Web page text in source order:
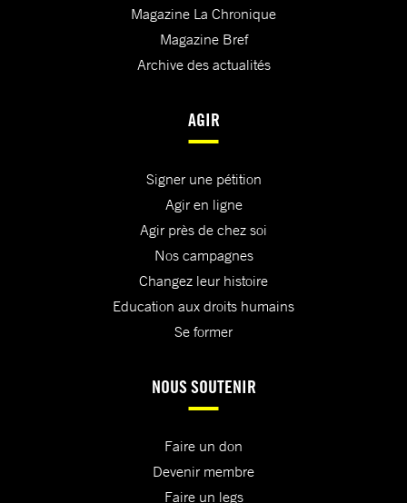
Magazine La Chronique
Magazine Bref
Archive des actualités
AGIR
Signer une pétition
Agir en ligne
Agir près de chez soi
Nos campagnes
Changez leur histoire
Education aux droits humains
Se former
NOUS SOUTENIR
Faire un don
Devenir membre
Faire un legs